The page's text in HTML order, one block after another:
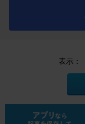
表示：